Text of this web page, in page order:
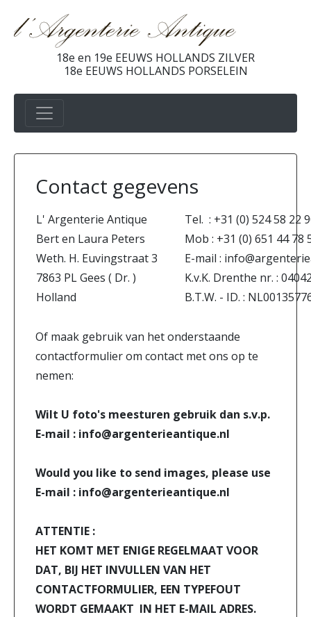
18e en 19e EEUWS HOLLANDS ZILVER
18e EEUWS HOLLANDS PORSELEIN
Contact gegevens
L' Argenterie Antique
Bert en Laura Peters
Weth. H. Euvingstraat 3
7863 PL Gees ( Dr. )
Holland
Tel. : +31 (0) 524 58 22
Mob : +31 (0) 651 44 78
E-mail :
K.v.K. Drenthe nr. :
B.T.W. - ID. :
Of maak gebruik van het onderstaande
contactformulier om contact met ons op te
nemen:
Wilt U foto's meesturen gebruik dan s.v.p.
E-mail : info@argenterieantique.nl
Would you like to send images, please use
E-mail : info@argenterieantique.nl
ATTENTIE :
HET KOMT MET ENIGE REGELMAAT VOOR
DAT, BIJ HET INVULLEN VAN HET
CONTACTFORMULIER, EEN TYPEFOUT
WORDT GEMAAKT IN HET E-MAIL ADRES.